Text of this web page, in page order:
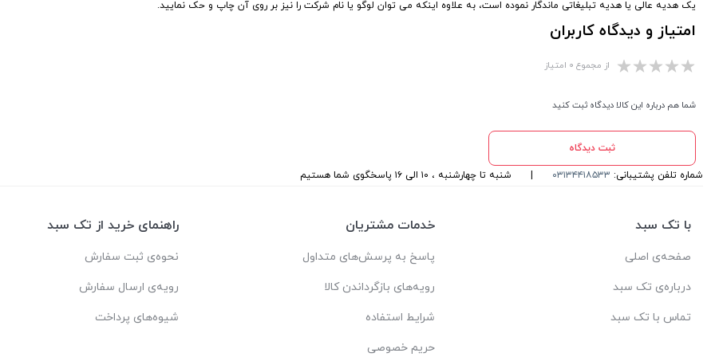
یک هدیه عالی یا هدیه تبلیغاتی ماندگار نموده است، به علاوه اینکه می توان لوگو یا نام شرکت را نیز بر روی آن چاپ و حک نمایید.
امتیاز و دیدگاه کاربران
از مجموع ۰ امتیاز
شما هم درباره این کالا دیدگاه ثبت کنید
ثبت دیدگاه
شماره تلفن پشتیبانی: ۰۳۱۳۴۴۱۸۵۳۳ شنبه تا چهارشنبه ، ۱۰ الی ۱۶ پاسخگوی شما هستیم
با تک سبد
صفحه‌ی اصلی
درباره‌ی تک سبد
تماس با تک سبد
خدمات مشتریان
پاسخ به پرسش‌های متداول
رویه‌های بازگرداندن کالا
شرایط استفاده
حریم خصوصی
راهنمای خرید از تک سبد
نحوه‌ی ثبت سفارش
رویه‌ی ارسال سفارش
شیوه‌های پرداخت